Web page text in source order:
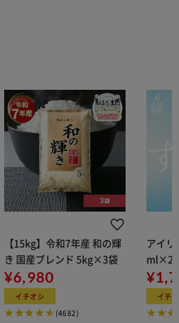
【15kg】令和7年産 和の輝
き 国産ブレンド 5kg×3袋
¥6,980
イチオシ
(4682)
アイリ
ml×24
用
イチ